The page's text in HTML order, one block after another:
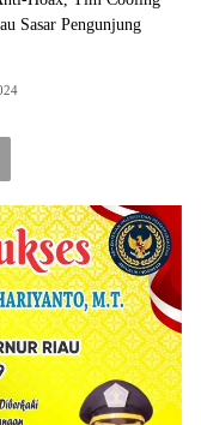
Sasar Pengunjung